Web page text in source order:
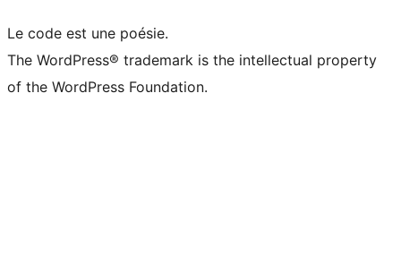
Le code est une poésie.
The WordPress® trademark is the intellectual property
of the WordPress Foundation.